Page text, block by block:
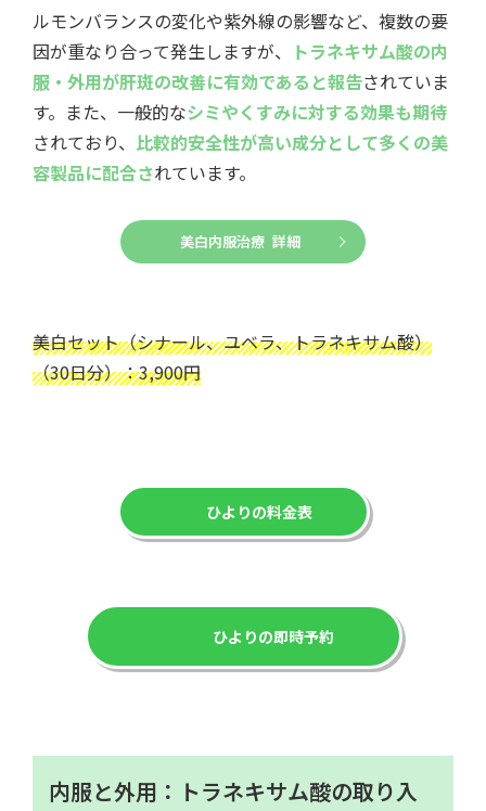
ルモンバランスの変化や紫外線の影響など、複数の要
因が重なり合って発生しますが、 トラネキサム酸の内
服・外用が肝斑の改善に有効であると報告されていま
す。また、一般的なシミやくすみに対する効果も期待
されており、 比較的安全性が高い成分として多くの美
容製品に配合されています。
美白内服治療 詳細
美白セット（シナール、ユベラ、トラネキサム酸）
（30日分）：3,900円
ひよりの料金表
ひよりの即時予約
内服と外用：トラネキサム酸の取り入